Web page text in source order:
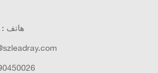
هاتف :